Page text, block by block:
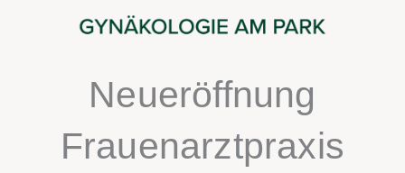
Neueröffnung
Frauenarztpraxis